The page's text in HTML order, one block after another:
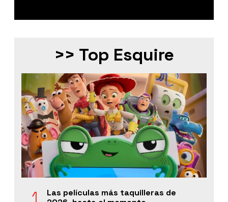
>> Top Esquire
Las películas más taquilleras de